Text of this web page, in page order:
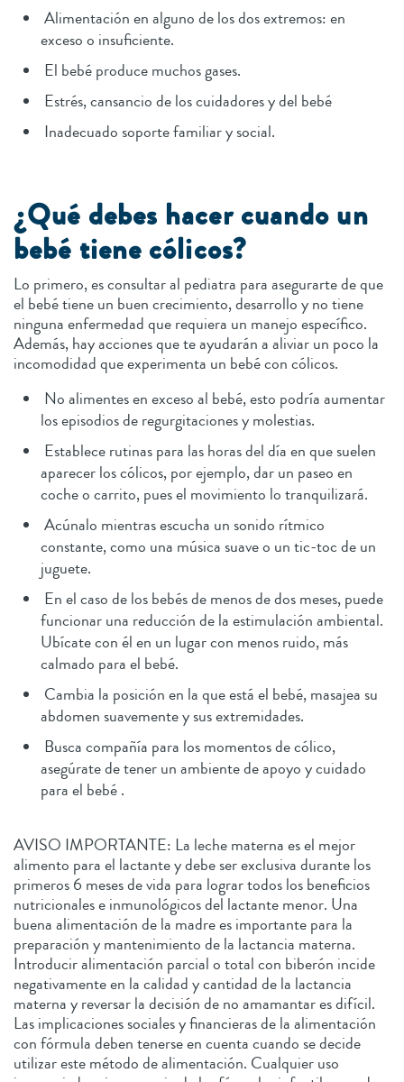
Alimentación en alguno de los dos extremos: en
exceso o insuficiente.
El bebé produce muchos gases.
Estrés, cansancio de los cuidadores y del bebé
Inadecuado soporte familiar y social.
¿Qué debes hacer cuando un
bebé tiene cólicos?
Lo primero, es consultar al pediatra para asegurarte de que
el bebé tiene un buen crecimiento, desarrollo y no tiene
ninguna enfermedad que requiera un manejo específico.
Además, hay acciones que te ayudarán a aliviar un poco la
incomodidad que experimenta un bebé con cólicos.
No alimentes en exceso al bebé, esto podría aumentar
los episodios de regurgitaciones y molestias.
Establece rutinas para las horas del día en que suelen
aparecer los cólicos, por ejemplo, dar un paseo en
coche o carrito, pues el movimiento lo tranquilizará.
Acúnalo mientras escucha un sonido rítmico
constante, como una música suave o un tic-toc de un
juguete.
En el caso de los bebés de menos de dos meses, puede
funcionar una reducción de la estimulación ambiental.
Ubícate con él en un lugar con menos ruido, más
calmado para el bebé.
Cambia la posición en la que está el bebé, masajea su
abdomen suavemente y sus extremidades.
Busca compañía para los momentos de cólico,
asegúrate de tener un ambiente de apoyo y cuidado
para el bebé .
AVISO IMPORTANTE: La leche materna es el mejor
alimento para el lactante y debe ser exclusiva durante los
primeros 6 meses de vida para lograr todos los beneficios
nutricionales e inmunológicos del lactante menor. Una
buena alimentación de la madre es importante para la
preparación y mantenimiento de la lactancia materna.
Introducir alimentación parcial o total con biberón incide
negativamente en la calidad y cantidad de la lactancia
materna y reversar la decisión de no amamantar es difícil.
Las implicaciones sociales y financieras de la alimentación
con fórmula deben tenerse en cuenta cuando se decide
utilizar este método de alimentación. Cualquier uso